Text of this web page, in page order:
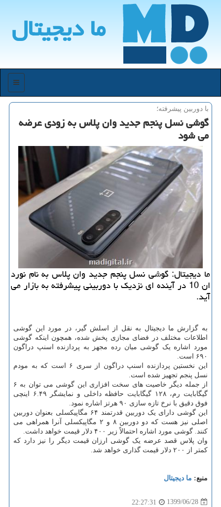
ما دیجیتال
منو
با دوربین پیشرفته؛
گوشی نسل پنجم جدید وان پلاس به زودی عرضه
می شود
ما دیجیتال: گوشی نسل پنجم جدید وان پلاس به نام نورد
ان 10 در آینده ای نزدیك با دوربینی پیشرفته به بازار می
آید.
به گزارش ما دیجیتال به نقل از اسلش گیر، در مورد این گوشی
اطلاعات مختلف در فضای مجازی پخش شده، همچون اینکه گوشی
مورد اشاره یک گوشی میان رده مجهز به پردازنده اسنپ دراگون
۶۹۰ است.
این نخستین پردازنده اسنپ دراگون از سری ۶ است که به مودم
نسل پنجم تجهیز شده است.
از جمله دیگر خاصیت های سخت افزاری این گوشی می توان به ۶
گیگابایت رم، ۱۲۸ گیگابایت حافظه داخلی و نمایشگر ۶.۴۹ اینچی
فوق دقیق با نرخ تازه سازی ۹۰ هرتز اشاره نمود.
این گوشی دارای یک دوربین قدرتمند ۶۴ مگاپیکسلی بعنوان دوربین
اصلی نیز هست که دو دوربین ۸ و ۲ مگاپیکسلی آنرا همراهی می
کنند. گوشی مورد اشاره احتمالاً زیر ۴۰۰ دلار قیمت خواهد داشت.
وان پلاس قصد عرضه یک گوشی ارزان قیمت دیگر را نیز دارد که
کمتر از ۲۰۰ دلار قیمت گذاری خواهد شد.
منبع: ما دیجیتال
1399/06/28
22:27:31